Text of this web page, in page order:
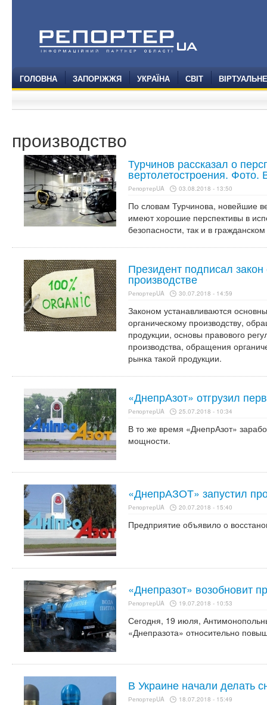
ГОЛОВНА ЗАПОРІЖЖЯ УКРАЇНА СВІТ
производство
Турчинов рассказал о
вертолетостроения. Фото.
РепортерUA 03.08.2018 - 13:50
По словам Турчинова, новейшие
имеют хорошие перспективы в
безопасности, так и в
Президент подписал
производстве
РепортерUA 30.07.2018 - 14:59
Законом устанавливаются
органическому производству,
продукции, основы правового
производства, обращения
рынка такой продукции.
«ДнепрАзот» отгрузил
РепортерUA 25.07.2018 - 10:34
В то же время «ДнепрАзот»
мощности.
«ДнепрАЗОТ» запустил
РепортерUA 20.07.2018 - 15:40
Предприятие объявило о
«Днепразот» возобновит
РепортерUA 19.07.2018 - 10:53
Сегодня, 19 июля,
«Днепразота» относительно
В Украине начали делать
РепортерUA 18.07.2018 - 15:49